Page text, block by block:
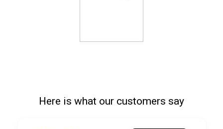
Here is what our customers say